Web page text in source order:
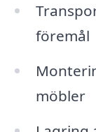
föremål
möbler